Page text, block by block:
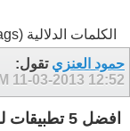
الكلمات الدلالية (Tags):
حمود العنزي تقول:
11-03-2013 12:52 PM
افضل 5 تطبيقات للخرائط والملاحة على الايفون والايباد